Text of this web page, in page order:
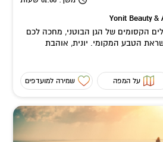
הקסומים של הגן הבוטני, מחכה לכם
הטבע המקומי. יונית, אוהבת
על המפה שמירה למועדפים